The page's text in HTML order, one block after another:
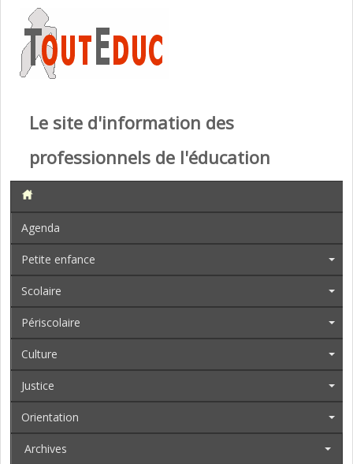
Le site d'information des
professionnels de l'éducation
Agenda
Petite enfance
Scolaire
Périscolaire
Culture
Justice
Orientation
Archives